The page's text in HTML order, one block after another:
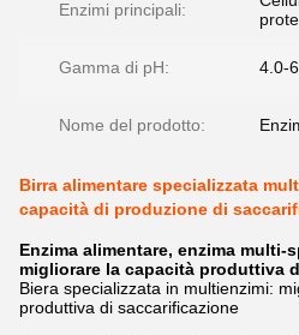
Enzimi principali:
Gamma di pH: 4.0-
Nome del prodotto:
Birra alimentare specializzata
capacità di produzione di
Enzima alimentare, enzima multi-
migliorare la capacità produttiva
Biera specializzata in multienzimi:
produttiva di saccarificazione